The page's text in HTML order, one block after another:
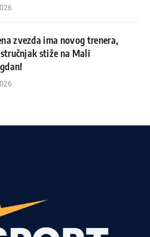
zvezda ima novog trenera,
stiže na Mali